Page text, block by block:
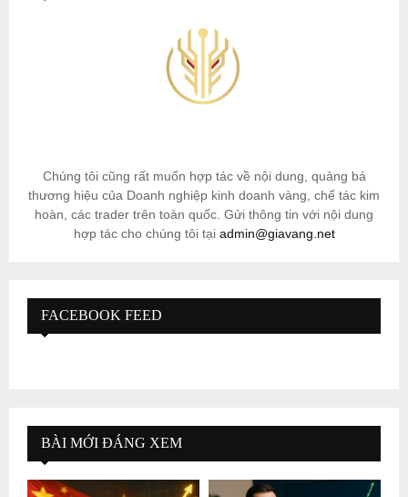
Chúng tôi cũng rất muốn hợp tác về nội dung, quảng bá
thương hiệu của Doanh nghiệp kinh doanh vàng, chế tác kim
hoàn, các trader trên toàn quốc. Gửi thông tin với nội dung
hợp tác cho chúng tôi tại admin@giavang.net
FACEBOOK FEED
BÀI MỚI ĐÁNG XEM